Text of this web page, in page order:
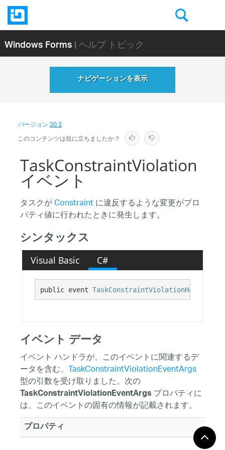
Windows Forms| ヘルプ トピック
ナビゲーションを表示
バージョン20.2
このコンテンツは役に立ちましたか？
TaskConstraintViolation
イベント
タスクがConstraintに違反するような変更がプロ
パティ値に行われたときに発生します。
シンタックス
Visual Basic C#
public event TaskConstraintViolationHandler
イベント データ
イベント ハンドラが、このイベントに関連するデ
ータを含む、 TaskConstraintViolationEventArgs
型の引数を受け取りました。次の
TaskConstraintViolationEventArgsプロパティに
は、このイベントの固有の情報が記載されます。
プロパティ